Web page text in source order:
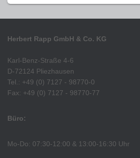
Herbert Rapp GmbH & Co. KG
Karl-Benz-Straße 4-6
D-72124 Pliezhausen
Tel.: +49 (0) 7127 - 98770-0
Fax: +49 (0) 7127 - 98770-77
Büro:
Mo-Do: 07:30-12:00 & 13:00-16:30 Uhr